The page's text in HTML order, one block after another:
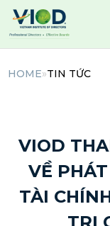
HOME»TIN TỨC
VIOD
VỀ
TÀI